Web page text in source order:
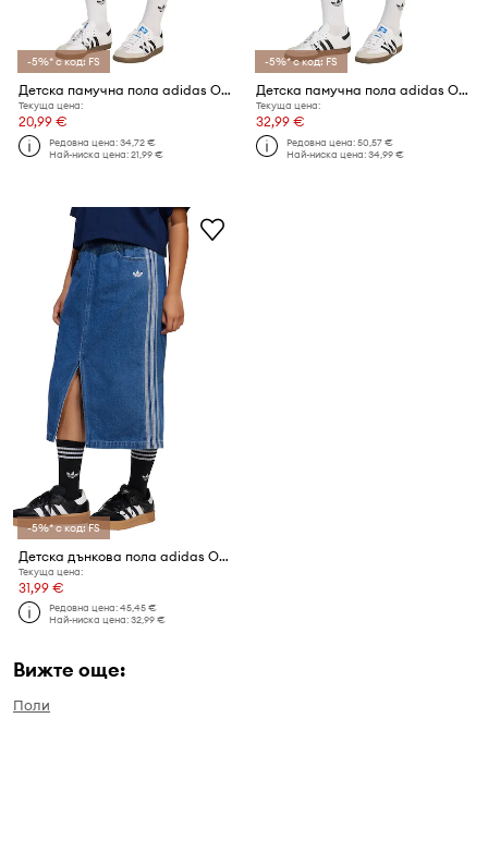
-5%* с код: FS
Детска памучна пола adidas Originals
Текуща цена:
20,99 €
Редовна цена:34,72 €
Най-ниска цена:21,99 €
-5%* с код: FS
Детска памучна пола adidas Originals
Текуща цена:
32,99 €
Редовна цена:50,57 €
Най-ниска цена:34,99 €
-5%* с код: FS
Детска дънкова пола adidas Originals
Текуща цена:
31,99 €
Редовна цена:45,45 €
Най-ниска цена:32,99 €
Вижте още:
Поли